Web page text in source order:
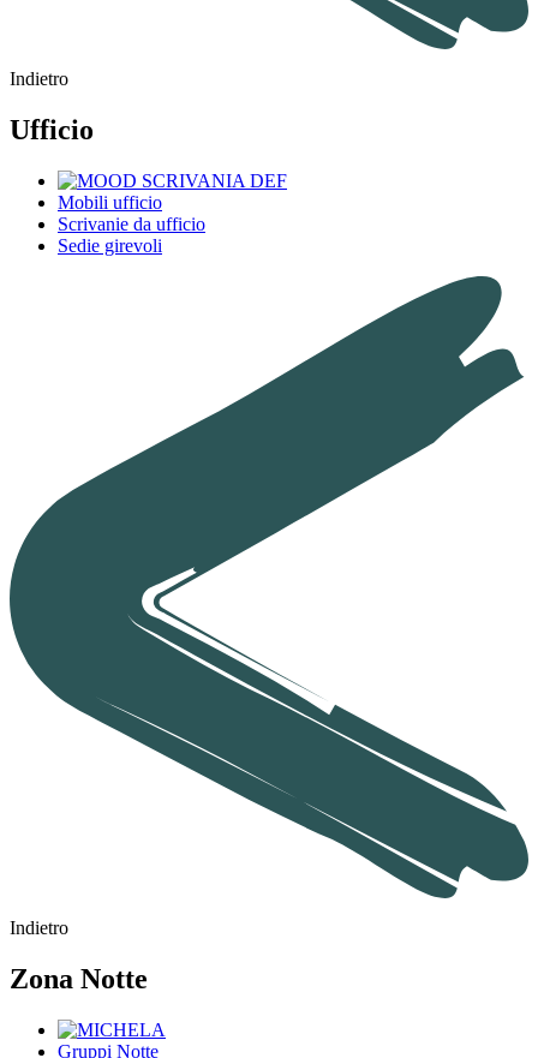
Indietro
Ufficio
Mobili ufficio
Scrivanie da ufficio
Sedie girevoli
Indietro
Zona Notte
Gruppi Notte